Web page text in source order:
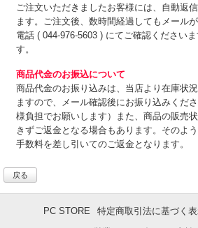
ご注文いただきましたお客様には、自動返
ます。ご注文後、数時間経過してもメール
電話 ( 044-976-5603 ) にてご確認ください
す。
商品代金のお振込について
商品代金のお振り込みは、 当店より在庫状
ますので、メール確認後にお振り込みくだ
様負担でお願いします）また、商品の販売
きずご返金となる場合もあります。そのよ
手数料を差し引いてのご返金となります。
戻る
PC STORE 特定商取引法に基づく